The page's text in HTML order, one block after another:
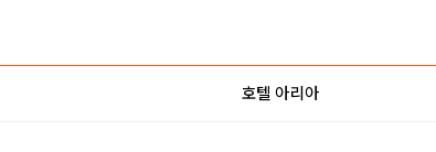
호텔 아리아